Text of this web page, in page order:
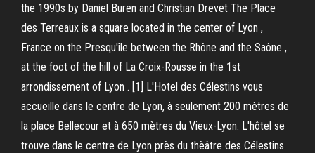
the 1990s by Daniel Buren and Christian Drevet The Place
des Terreaux is a square located in the center of Lyon ,
France on the Presqu'île between the Rhône and the Saône ,
at the foot of the hill of La Croix-Rousse in the 1st
arrondissement of Lyon . [1] L'Hotel des Célestins vous
accueille dans le centre de Lyon, à seulement 200 mètres de
la place Bellecour et à 650 mètres du Vieux-Lyon. L'hôtel se
trouve dans le centre de Lyon près du thèâtre des Célestins.